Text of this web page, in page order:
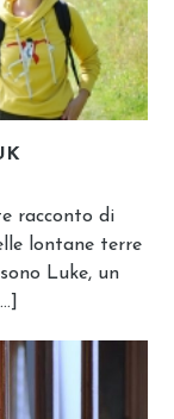
racconto di
lontane terre
Luke, un